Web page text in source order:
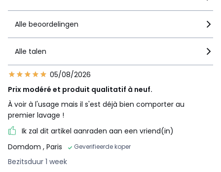
Alle beoordelingen
Alle talen
05/08/2026
Prix modéré et produit qualitatif à neuf.
À voir à l'usage mais il s'est déjà bien comporter au
premier lavage !
Ik zal dit artikel aanraden aan een vriend(in)
Domdom , Paris Geverifieerde koper
Bezitsduur 1 week